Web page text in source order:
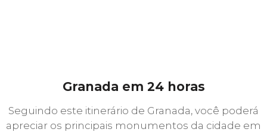
Granada em 24 horas
Seguindo este itinerário de Granada, você poderá
apreciar os principais monumentos da cidade em